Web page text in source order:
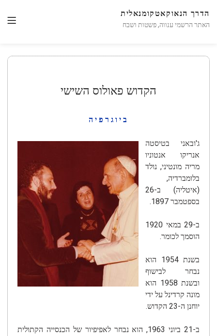
הדרך הנאוקאטקומנאלית
האתר הרשמי ענווה, פשטות ושבח
הקדוש פאולוס השישי
ביוגרפיה
ג'ובאני בטיסטה
אנריקו אנטוניו
מריה מונטיני, נולד
בלומברדיה,
(איטליה) ב-26
בספטמבר 1897.
ב-29 במאי 1920
הוסמך לכומר.
בשנת 1954 הוא
נבחר לבישוף
ובשנת 1958 הוא
מונה קרדינל על ידי
יוחנן ה-23 הקדוש.
ב-21 ביוני 1963, הוא נבחר לאפיפיור של הכנסייה הקתולית